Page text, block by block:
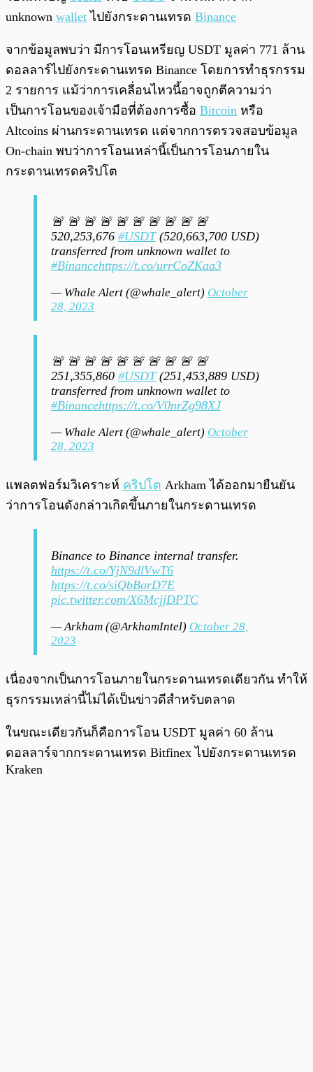
unknown wallet ไปยังกระดานเทรด Binance
จากข้อมูลพบว่า มีการโอนเหรียญ USDT มูลค่า 771 ล้าน
ดอลลาร์ไปยังกระดานเทรด Binance โดยการทำธุรกรรม
2 รายการ แม้ว่าการเคลื่อนไหวนี้อาจถูกตีความว่า
เป็นการโอนของเจ้ามือที่ต้องการซื้อ Bitcoin หรือ
Altcoins ผ่านกระดานเทรด แต่จากการตรวจสอบข้อมูล
On-chain พบว่าการโอนเหล่านี้เป็นการโอนภายใน
กระดานเทรดคริปโต
🚨 🚨 🚨 🚨 🚨 🚨 🚨 🚨 🚨 🚨
520,253,676 #USDT(520,663,700 USD)
transferred from unknown wallet to
#Binancehttps://t.co/urrCoZKaa3
— Whale Alert (@whale_alert) October
28, 2023
🚨 🚨 🚨 🚨 🚨 🚨 🚨 🚨 🚨 🚨
251,355,860 #USDT(251,453,889 USD)
transferred from unknown wallet to
#Binancehttps://t.co/V0nrZg98XJ
— Whale Alert (@whale_alert) October
28, 2023
แพลตฟอร์มวิเคราะห์ คริปโต Arkham ได้ออกมายืนยัน
ว่าการโอนดังกล่าวเกิดขึ้นภายในกระดานเทรด
Binance to Binance internal transfer.
https://t.co/YjN9dlVwT6
https://t.co/siQbBorD7E
pic.twitter.com/X6McjjDPTC
— Arkham (@ArkhamIntel) October 28,
2023
เนื่องจากเป็นการโอนภายในกระดานเทรดเดียวกัน ทำให้
ธุรกรรมเหล่านี้ไม่ได้เป็นข่าวดีสำหรับตลาด
ในขณะเดียวกันก็คือการโอน USDT มูลค่า 60 ล้าน
ดอลลาร์จากกระดานเทรด Bitfinex ไปยังกระดานเทรด
Kraken